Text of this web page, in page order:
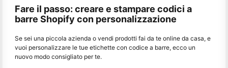
Fare il passo: creare e stampare codici a
barre Shopify con personalizzazione
Se sei una piccola azienda o vendi prodotti fai da te online da casa, e
vuoi personalizzare le tue etichette con codice a barre, ecco un
nuovo modo consigliato per te.